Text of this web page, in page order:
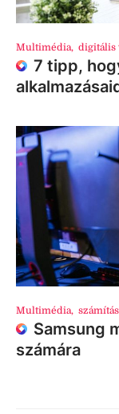
Multimédia, digitális
7 tipp,
Multimédia,
Samsung
számára